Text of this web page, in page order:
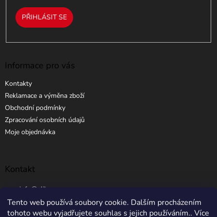
Tento web používá soubory cookie. Dalším procházením
tohoto webu vyjadřujete souhlas s jejich používáním.. Více
PŘIHLÁSIT SE
Informace pro vás
Kontakty
Reklamace a výměna zboží
Obchodní podmínky
Zpracování osobních údajů
Moje objednávka
Kontakt
info @ elibros.cz
+420 734 184 444